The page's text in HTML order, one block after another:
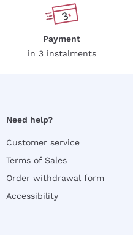
Payment
in 3 instalments
Need help?
Customer service
Terms of Sales
Order withdrawal form
Accessibility